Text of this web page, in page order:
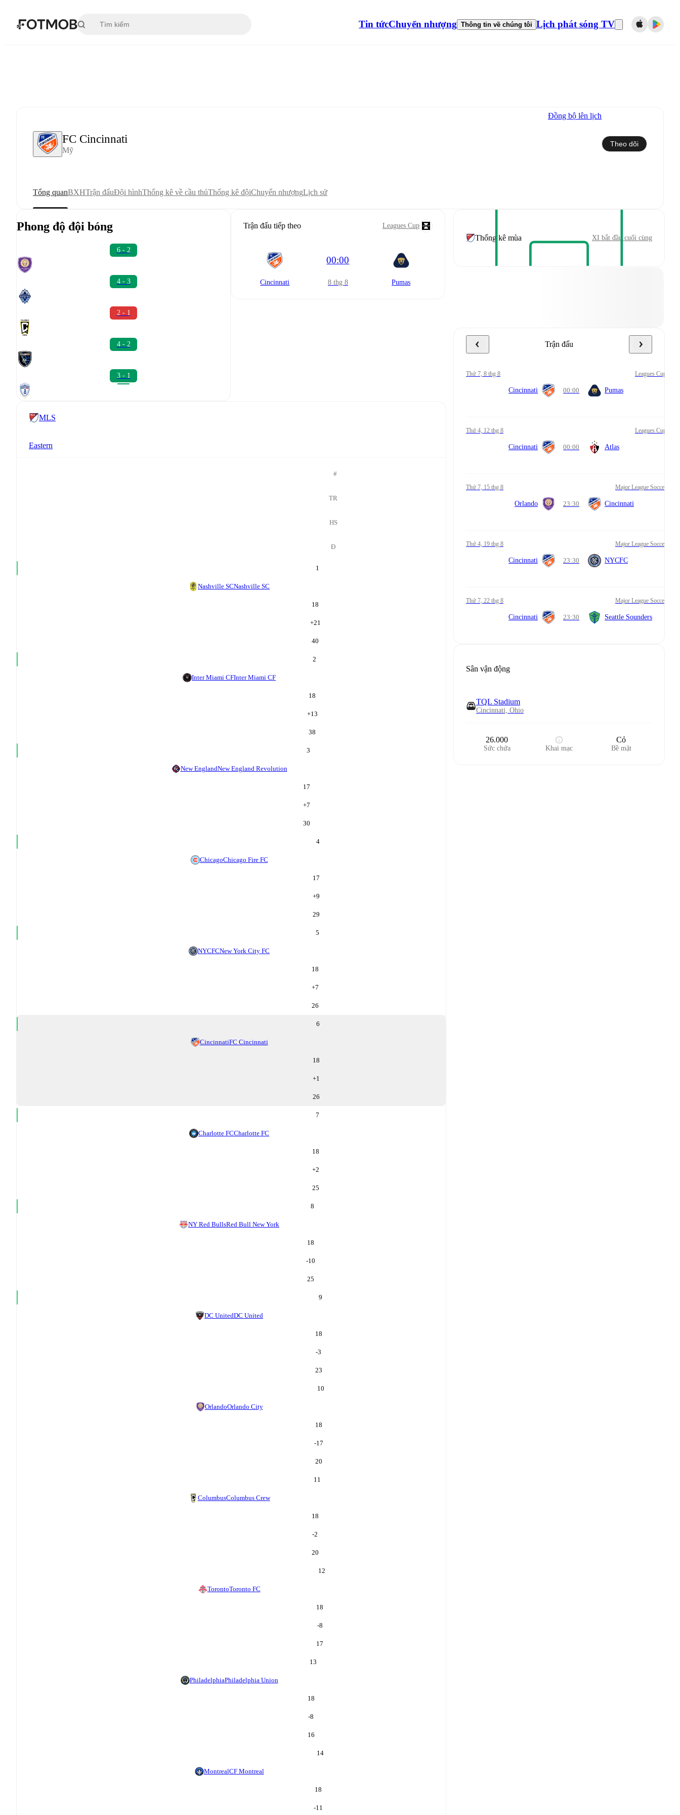
Tin tứcChuyển nhượng Thông tin về chúng tôi Lịch phát sóng TV
FC Cincinnati
Mỹ
Đồng bộ lên lịch
Theo dõi
Tổng quanBXHTrận đấuĐội hìnhThống kê về cầu thủThống kê độiChuyển nhượngLịch sử
Phong độ đội bóng
6 - 2
4 - 3
2 - 1
4 - 2
3 - 1
Trận đấu tiếp theo Leagues Cup
Cincinnati
00:00
8 thg 8 Pumas
MLS
Eastern
#
TR
HS
Đ
1
Nashville SCNashville SC
18
+21
40
2
Inter Miami CFInter Miami CF
18
+13
38
3
New EnglandNew England Revolution
17
+7
30
4
ChicagoChicago Fire FC
17
+9
29
5
NYCFCNew York City FC
18
+7
26
6
CincinnatiFC Cincinnati
18
+1
26
7
Charlotte FCCharlotte FC
18
+2
25
8
NY Red BullsRed Bull New York
18
-10
25
9
DC UnitedDC United
18
-3
23
10
OrlandoOrlando City
18
-17
20
11
ColumbusColumbus Crew
18
-2
20
12
TorontoToronto FC
18
-8
17
13
PhiladelphiaPhiladelphia Union
18
-8
16
14
MontrealCF Montreal
18
-11
Thống kê mùa XI bắt đầu cuối cùng
Trận đấu
Thứ 7, 8 thg 8 Leagues Cup
Cincinnati 00:00 Pumas
Thứ 4, 12 thg 8 Leagues Cup
Cincinnati 00:00 Atlas
Thứ 7, 15 thg 8 Major League Soccer
Orlando 23:30 Cincinnati
Thứ 4, 19 thg 8 Major League Soccer
Cincinnati 23:30 NYCFC
Thứ 7, 22 thg 8 Major League Soccer
Cincinnati 23:30 Seattle Sounders
Sân vận động
TQL Stadium
Cincinnati, Ohio
26.000
Sức chứa Khai mạc
Cỏ
Bề mặt